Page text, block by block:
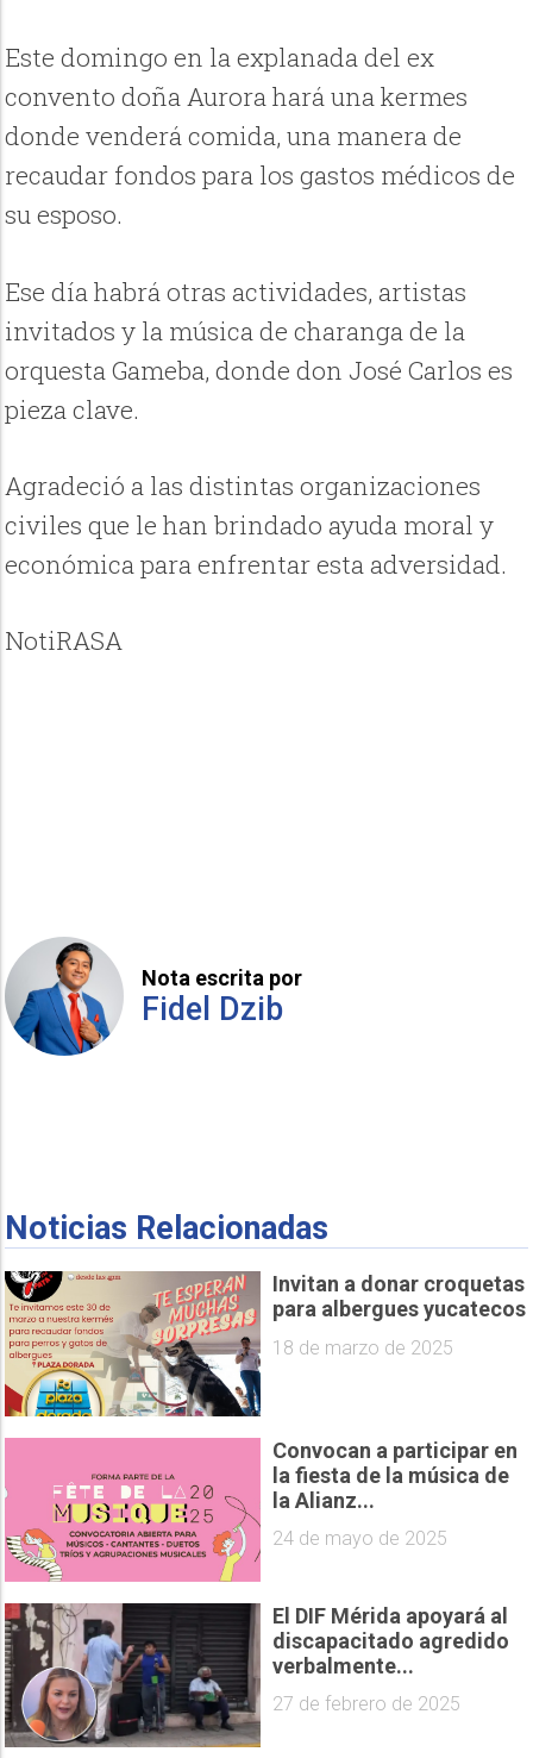
Este domingo en la explanada del ex
convento doña Aurora hará una kermes
donde venderá comida, una manera de
recaudar fondos para los gastos médicos de
su esposo.
Ese día habrá otras actividades, artistas
invitados y la música de charanga de la
orquesta Gameba, donde don José Carlos es
pieza clave.
Agradeció a las distintas organizaciones
civiles que le han brindado ayuda moral y
económica para enfrentar esta adversidad.
NotiRASA
Nota escrita por
Fidel Dzib
Noticias Relacionadas
Invitan a donar croquetas
para albergues yucatecos
18 de marzo de 2025
Convocan a participar en
la fiesta de la música de
la Alianz...
24 de mayo de 2025
El DIF Mérida apoyará al
discapacitado agredido
verbalmente...
27 de febrero de 2025